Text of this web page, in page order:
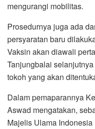
mengurangi mobilitas.
Prosedurnya juga ada
persyaratan baru
Vaksin akan diawali
Tanjungbalai
tokoh yang akan
Dalam pemaparannya
Aswad mengatakan,
Majelis Ulama